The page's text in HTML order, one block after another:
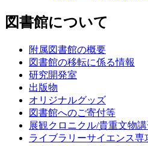
図書館について
附属図書館の概要
図書館の移転に係る情報
研究開発室
出版物
オリジナルグッズ
図書館へのご寄付等
展観クロニクル/貴重文物
ライブラリーサイエンス専